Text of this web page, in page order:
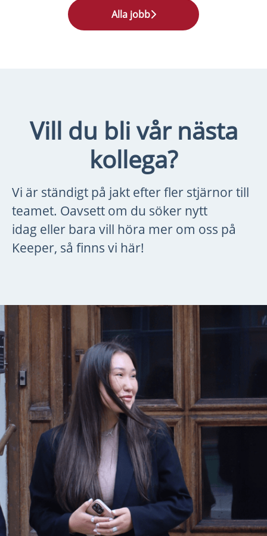
Alla jobb
Vill du bli vår nästa
kollega?
Vi är ständigt på jakt efter fler stjärnor till
teamet. Oavsett om du söker nytt
idag eller bara vill höra mer om oss på
Keeper, så finns vi här!